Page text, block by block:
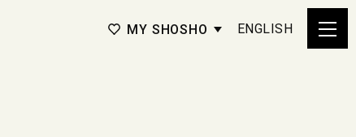
MY SHOSHO ENGLISH